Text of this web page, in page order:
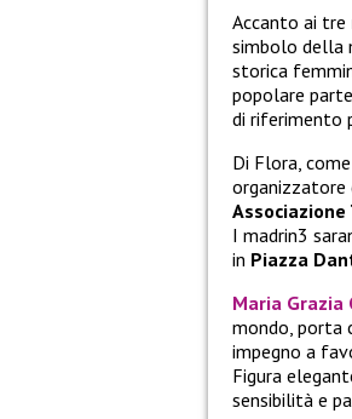
Accanto ai tre
simbolo della
storica
popolare
di riferimento
Di Flora,
Associazione
I madrin3
in Piazza
Maria Grazia
mondo, porta
impegno a
Figura
sensibilità e